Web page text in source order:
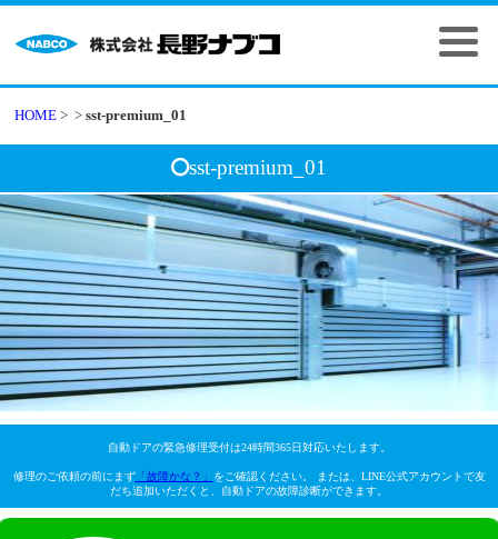
HOME > >sst-premium_01
sst-premium_01
自動ドアの緊急修理受付は24時間365日対応いたします。
修理のご依頼の前にまず「故障かな？」
をご確認ください。 または、LINE公式アカウントで友
だち追加いただくと、自動ドアの故障診断ができます。